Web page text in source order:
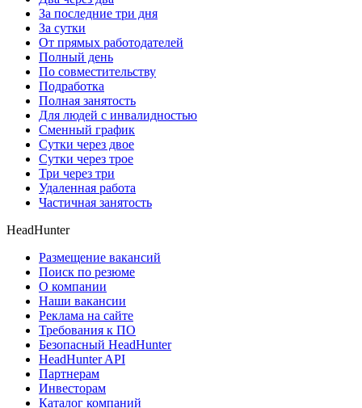
За последние три дня
За сутки
От прямых работодателей
Полный день
По совместительству
Подработка
Полная занятость
Для людей с инвалидностью
Сменный график
Сутки через двое
Сутки через трое
Три через три
Удаленная работа
Частичная занятость
HeadHunter
Размещение вакансий
Поиск по резюме
О компании
Наши вакансии
Реклама на сайте
Требования к ПО
Безопасный HeadHunter
HeadHunter API
Партнерам
Инвесторам
Каталог компаний